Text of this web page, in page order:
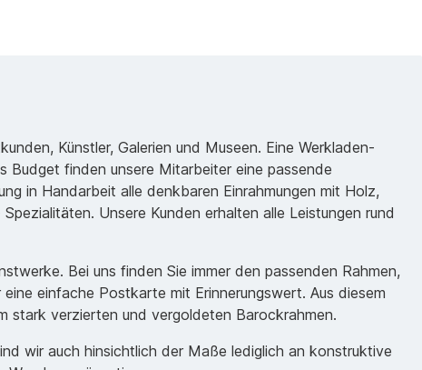
Künstler, Galerien und Museen. Eine Werkladen-
Budget finden unsere Mitarbeiter eine passende
in Handarbeit alle denkbaren Einrahmungen mit Holz,
Unsere Kunden erhalten alle Leistungen rund
Bei uns finden Sie immer den passenden Rahmen,
einfache Postkarte mit Erinnerungswert. Aus diesem
stark verzierten und vergoldeten Barockrahmen.
wir auch hinsichtlich der Maße lediglich an konstruktive